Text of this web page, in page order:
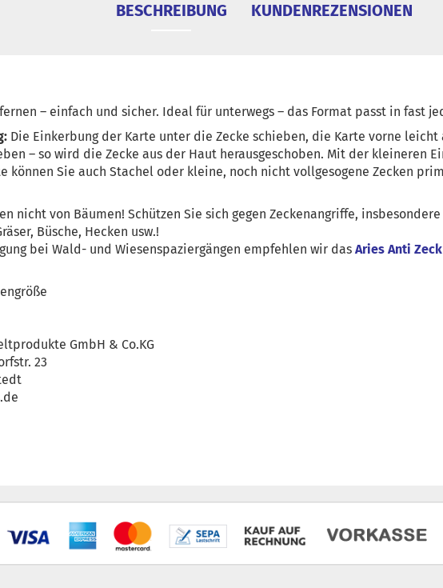
BESCHREIBUNG KUNDENREZENSIONEN
– einfach und sicher. Ideal für unterwegs – das Format passt in fast
Die Einkerbung der Karte unter die Zecke schieben, die Karte vorne leicht
– so wird die Zecke aus der Haut herausgeschoben. Mit der kleineren
können Sie auch Stachel oder kleine, noch nicht vollgesogene Zecken
nicht von Bäumen! Schützen Sie sich gegen Zeckenangriffe,
Büsche, Hecken usw.!
bei Wald- und Wiesenspaziergängen empfehlen wir das Aries Anti
GmbH & Co.KG
23